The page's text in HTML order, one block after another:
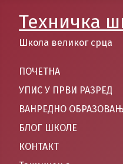
Техничка
Школа великог срца
ПОЧЕТНА
УПИС У ПРВИ РАЗРЕД
ВАНРЕДНО
БЛОГ ШКОЛЕ
КОНТАКТ